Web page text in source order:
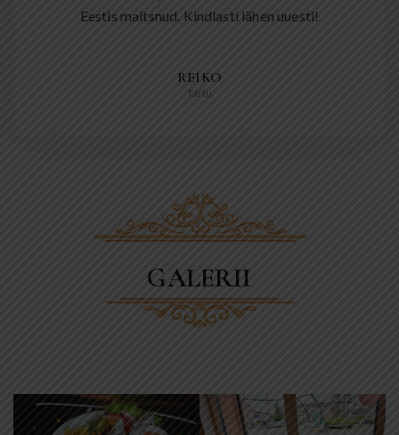
Eestis maitsnud. Kindlasti lähen uuesti!
REIKO
Tartu
GALERII